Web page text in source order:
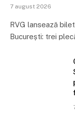
7 august 2026
RVG lansează
București: trei